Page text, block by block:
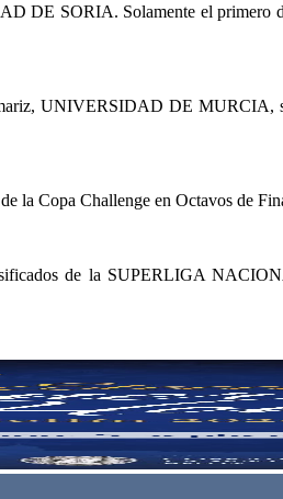
SORIA. Solamente el primero
UNIVERSIDAD DE MURCIA,
Copa Challenge en Octavos de
de la SUPERLIGA